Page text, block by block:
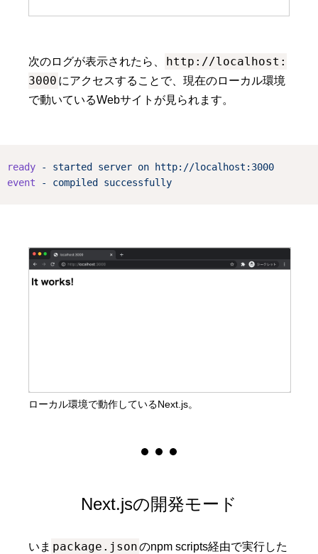
次のログが表示されたら、
http://localhost:
3000 にアクセスすることで、現在のローカル環境
で動いているWebサイトが見られます。
ready - started server on
http://localhost:3000
event
- compiled successfully
ローカル環境で動作しているNext.js。
Next.jsの開発モード
いま package.jsonのnpm scripts経由で実行した